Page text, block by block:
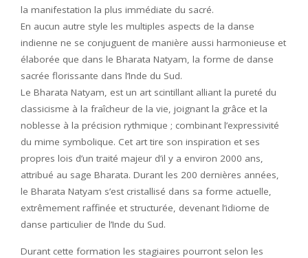
la manifestation la plus immédiate du sacré.
En aucun autre style les multiples aspects de la danse
indienne ne se conjuguent de manière aussi harmonieuse et
élaborée que dans le Bharata Natyam, la forme de danse
sacrée florissante dans l’Inde du Sud.
Le Bharata Natyam, est un art scintillant alliant la pureté du
classicisme à la fraîcheur de la vie, joignant la grâce et la
noblesse à la précision rythmique ; combinant l’expressivité
du mime symbolique. Cet art tire son inspiration et ses
propres lois d’un traité majeur d’il y a environ 2000 ans,
attribué au sage Bharata. Durant les 200 dernières années,
le Bharata Natyam s’est cristallisé dans sa forme actuelle,
extrêmement raffinée et structurée, devenant l’idiome de
danse particulier de l’Inde du Sud.
Durant cette formation les stagiaires pourront selon les